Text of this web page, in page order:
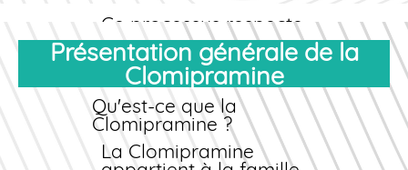
Ce processus respecte
scrupuleusement le
cadre légal français et
assure votre
protection. Vous
recevez une
documentation
complète avec votre
Présentation générale de la
Clomipramine
Qu'est-ce que la
Clomipramine ?
La Clomipramine